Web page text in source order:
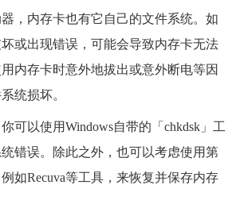
，内存卡也有它自己的文件系统。如
或出现错误，可能会导致内存卡无法
内存卡时意外地拔出或意外断电等因
统损坏。
可以使用Windows自带的「chkdsk」工
错误。除此之外，也可以考虑使用第
如Recuva等工具，来恢复并保存内存